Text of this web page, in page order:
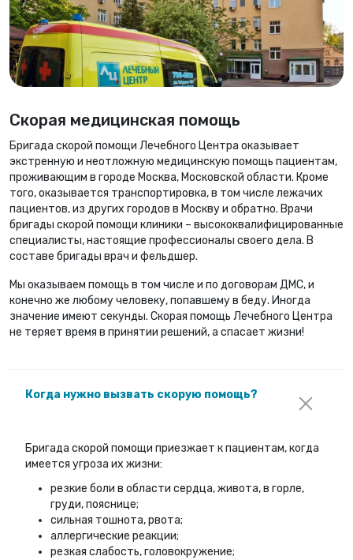
Скорая медицинская помощь
Бригада скорой помощи Лечебного Центра оказывает
экстренную и неотложную медицинскую помощь пациентам,
проживающим в городе Москва, Московской области. Кроме
того, оказывается транспортировка, в том числе лежачих
пациентов, из других городов в Москву и обратно. Врачи
бригады скорой помощи клиники – высококвалифицированные
специалисты, настоящие профессионалы своего дела. В
составе бригады врач и фельдшер.
Мы оказываем помощь в том числе и по договорам ДМС, и
конечно же любому человеку, попавшему в беду. Иногда
значение имеют секунды. Скорая помощь Лечебного Центра
не теряет время в принятии решений, а спасает жизни!
Когда нужно вызвать скорую помощь?
Бригада скорой помощи приезжает к пациентам, когда
имеется угроза их жизни:
резкие боли в области сердца, живота, в горле,
груди, пояснице;
сильная тошнота, рвота;
аллергические реакции;
резкая слабость, головокружение;